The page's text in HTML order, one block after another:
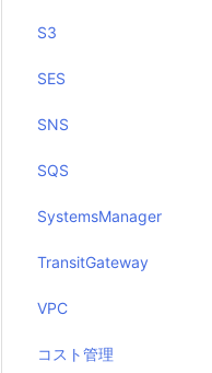
S3
SES
SNS
SQS
SystemsManager
TransitGateway
VPC
コスト管理